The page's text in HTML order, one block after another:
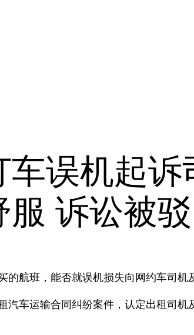
误机起
诉讼被
的航班，能否就误机损失向网约车司机
汽车运输合同纠纷案件，认定出租司